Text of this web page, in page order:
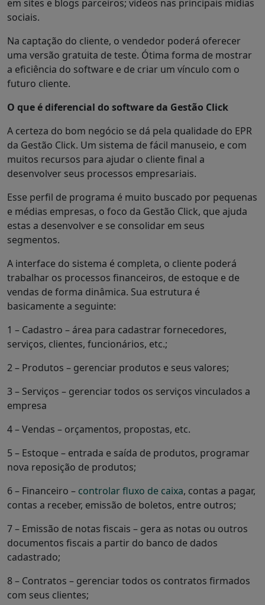
em sites e blogs parceiros; vídeos nas principais mídias
sociais.
Na captação do cliente, o vendedor poderá oferecer
uma versão gratuita de teste. Ótima forma de mostrar
a eficiência do software e de criar um vínculo com o
futuro cliente.
O que é diferencial do software da Gestão Click
A certeza do bom negócio se dá pela qualidade do EPR
da Gestão Click. Um sistema de fácil manuseio, e com
muitos recursos para ajudar o cliente final a
desenvolver seus processos empresariais.
Esse perfil de programa é muito buscado por pequenas
e médias empresas, o foco da Gestão Click, que ajuda
estas a desenvolver e se consolidar em seus
segmentos.
A interface do sistema é completa, o cliente poderá
trabalhar os processos financeiros, de estoque e de
vendas de forma dinâmica. Sua estrutura é
basicamente a seguinte:
1 – Cadastro – área para cadastrar fornecedores,
serviços, clientes, funcionários, etc.;
2 – Produtos – gerenciar produtos e seus valores;
3 – Serviços – gerenciar todos os serviços vinculados a
empresa
4 – Vendas – orçamentos, propostas, etc.
5 – Estoque – entrada e saída de produtos, programar
nova reposição de produtos;
6 – Financeiro – controlar fluxo de caixa, contas a pagar,
contas a receber, emissão de boletos, entre outros;
7 – Emissão de notas fiscais – gera as notas ou outros
documentos fiscais a partir do banco de dados
cadastrado;
8 – Contratos – gerenciar todos os contratos firmados
com seus clientes;